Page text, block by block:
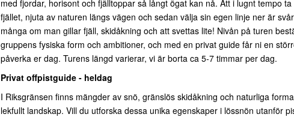
med fjordar, horisont och fjälltoppar så långt ögat kan nå. Att i lugnt tempo
fjället, njuta av naturen längs vägen och sedan välja sin egen linje ner är
många om man gillar fjäll, skidåkning och att svettas lite! Nivån på turen
gruppens fysiska form och ambitioner, och med en privat guide får ni en
påverka er dag. Turens längd varierar, vi är borta ca 5-7 timmar per dag.
Privat offpistguide - heldag
I Riksgränsen finns mängder av snö, gränslös skidåkning och naturliga
lekfullt landskap. Vill du utforska dessa unika egenskaper i lössnön utanför